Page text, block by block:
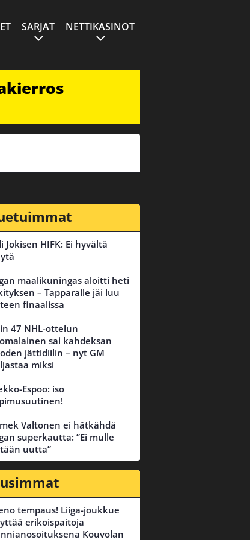
SARJAT NETTIKASINOT
Jokisen HIFK: Ei hyvältä
maalikuningas aloitti heti
– Tapparalle jäi luu
finaalissa
47 NHL-ottelun
sai kahdeksan
jättidiilin – nyt GM
miksi
Espoo: iso
Valtonen ei hätkähdä
superkautta: ”Ei mulle
uutta”
tempaus! Liiga-joukkue
erikoispaitoja
Kouvolan